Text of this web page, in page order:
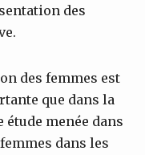
des
des femmes est
que dans la
menée dans
dans les